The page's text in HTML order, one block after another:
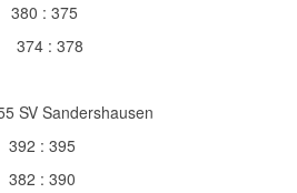
: 375
: 378
SV Sandershausen
: 395
: 390